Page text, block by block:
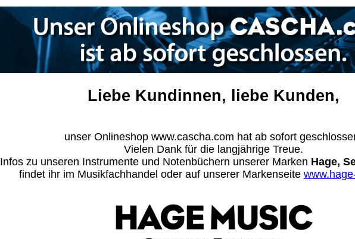
Liebe Kundinnen, liebe Kunden,
unser Onlineshop www.cascha.com hat ab sofort
Vielen Dank für die langjährige Treue.
Infos zu unseren Instrumente und Notenbüchern unserer Marken Hage,
findet ihr im Musikfachhandel oder auf unserer Markenseite